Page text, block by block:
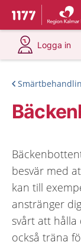
Till startsidan
Du
Logga in
på
besvär med
kan till
anstränger
svårt att
också träna